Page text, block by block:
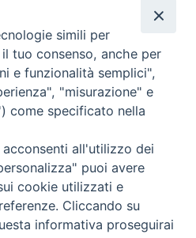
Contatti
Sede Curia
(BA) – Via San Benedetto, 1
Succursale
(Ba) – Largo Vescovado, 5
simili per
tuo consenso, anche per
e funzionalità semplici",
"misurazione" e
come specificato nella
all'utilizzo dei
puoi avere
cookie utilizzati e
Cliccando su
informativa proseguirai